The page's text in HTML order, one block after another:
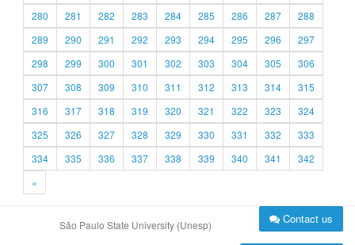
280
281 282 283 284 285 286 287
288
289
290 291 292 293 294 295 296
297
298
299 300 301 302 303 304 305
306
307
308 309 310 311 312 313 314
315
316
317 318 319 320 321 322 323
324
325
326 327 328 329 330 331 332
333
334
335 336 337 338 339 340 341
342
»
São Paulo State University (Unesp) Contact us